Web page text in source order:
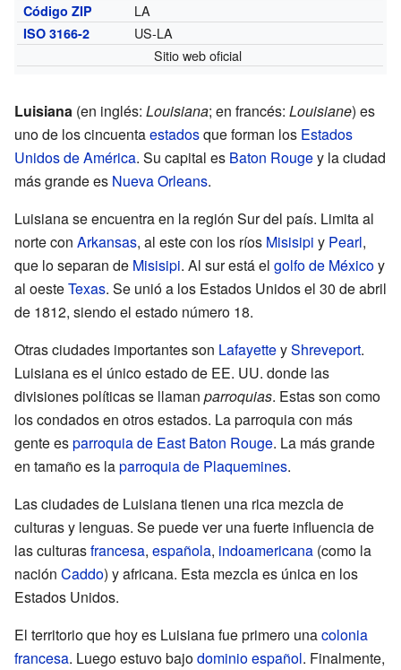
Código ZIP LA
ISO 3166-2
US-LA
Sitio web oficial
Luisiana (en inglés: Louisiana; en francés: Louisiane) es
uno de los cincuentaestadosque forman los Estados
Unidos de América. Su capital es Baton Rougey la ciudad
más grande es Nueva Orleans.
Luisiana se encuentra en la región Sur del país. Limita al
norte con Arkansas, al este con los ríos Misisipi y Pearl,
que lo separan de Misisipi. Al sur está el golfo de Méxicoy
al oesteTexas. Se unió a los Estados Unidos el 30 de abril
de 1812, siendo el estado número 18.
Otras ciudades importantes son LafayetteyShreveport.
Luisiana es el único estado de EE. UU. donde las
divisiones políticas se llaman parroquias. Estas son como
los condados en otros estados. La parroquia con más
gente esparroquia de East Baton Rouge. La más grande
en tamaño es laparroquia de Plaquemines.
Las ciudades de Luisiana tienen una rica mezcla de
culturas y lenguas. Se puede ver una fuerte influencia de
las culturasfrancesa, española, indoamericana (como la
nación Caddo) y africana. Esta mezcla es única en los
Estados Unidos.
El territorio que hoy es Luisiana fue primero unacolonia
francesa. Luego estuvo bajodominio español. Finalmente,